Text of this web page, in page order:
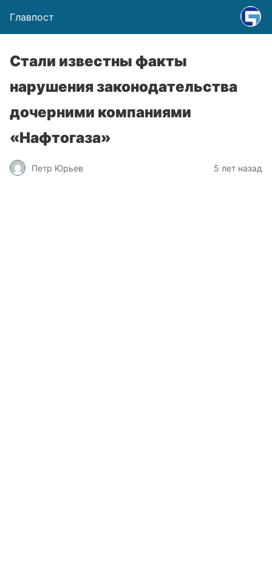
Главпост
Стали известны факты
нарушения законодательства
дочерними компаниями
«Нафтогаза»
Петр Юрьев 5 лет назад